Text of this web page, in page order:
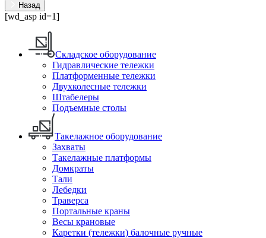
Назад
[wd_asp id=1]
Складское оборудование
Гидравлические тележки
Платформенные тележки
Двухколесные тележки
Штабелеры
Подъемные столы
Такелажное оборудование
Захваты
Такелажные платформы
Домкраты
Тали
Лебедки
Траверса
Портальные краны
Весы крановые
Каретки (тележки) балочные ручные